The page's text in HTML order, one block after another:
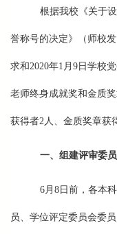
根据我校《关于
誉称号的决定》（师校
求和2020年1月9日学校
老师终身成就奖和金质
获得者2人、金质奖章获
一、组建评审委
6月8日前，各本
员、学位评定委员会委